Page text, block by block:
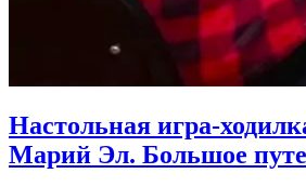
Настольная игра-
Марий Эл. Большое